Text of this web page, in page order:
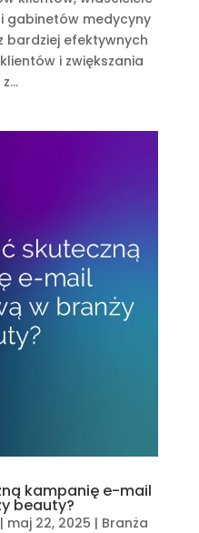
gabinetów medycyny
bardziej efektywnych
i zwiększania
kampanię e-mail
beauty?
| maj 22, 2025 | Branża